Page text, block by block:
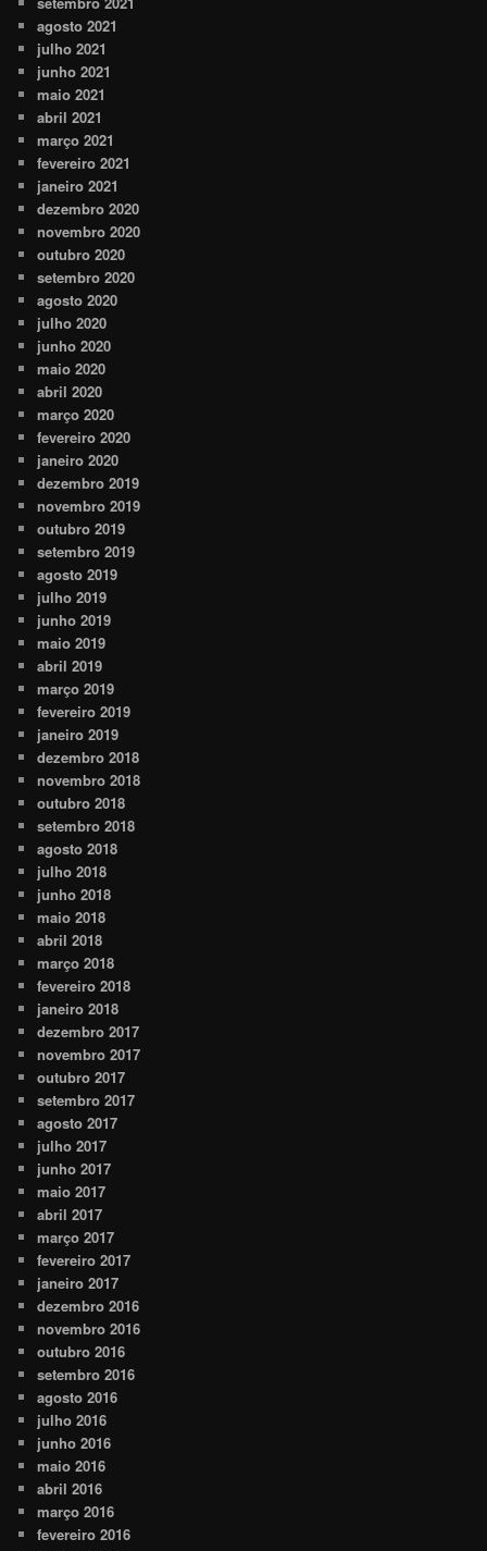
agosto 2021
julho 2021
junho 2021
maio 2021
abril 2021
março 2021
fevereiro 2021
janeiro 2021
dezembro 2020
novembro 2020
outubro 2020
setembro 2020
agosto 2020
julho 2020
junho 2020
maio 2020
abril 2020
março 2020
fevereiro 2020
janeiro 2020
dezembro 2019
novembro 2019
outubro 2019
setembro 2019
agosto 2019
julho 2019
junho 2019
maio 2019
abril 2019
março 2019
fevereiro 2019
janeiro 2019
dezembro 2018
novembro 2018
outubro 2018
setembro 2018
agosto 2018
julho 2018
junho 2018
maio 2018
abril 2018
março 2018
fevereiro 2018
janeiro 2018
dezembro 2017
novembro 2017
outubro 2017
setembro 2017
agosto 2017
julho 2017
junho 2017
maio 2017
abril 2017
março 2017
fevereiro 2017
janeiro 2017
dezembro 2016
novembro 2016
outubro 2016
setembro 2016
agosto 2016
julho 2016
junho 2016
maio 2016
abril 2016
março 2016
fevereiro 2016